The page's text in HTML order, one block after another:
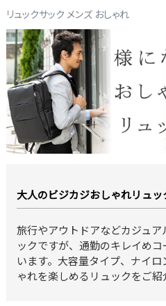
リュックサック メンズ おしゃれ
大人のビジカジおしゃれリュッ
旅行やアウトドアなどカジュ
ックですが、通勤のキレイめ
います。大容量タイプ、ナイ
ゃれを楽しめるリュックをご紹